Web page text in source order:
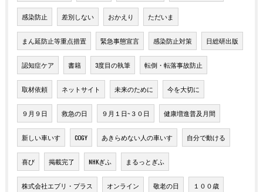
感染防止 差別しない おかえり ただいま
まん延防止等重点措置 緊急事態宣言 感染防止対策 日総研出版
認知症ケア 書籍 3度目の執筆 転倒・転落事故防止
取材依頼 ネットサイト 未来のために 今を大切に
９月９日 救急の日 ９月１日~３０日 健康増進普及月間
新しい車いす COGY あきらめない人の車いす 自分で動ける
喜び 掲載完了 NHKぎふ まるっとぎふ
株式会社エブリ・プラス オンライン 敬老の日 １００歳